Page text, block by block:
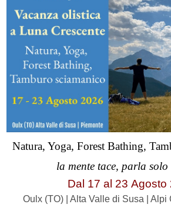
Natura, Yoga, Forest Bathing,
la mente tace, parla solo
Dal 17 al 23 Agosto
Oulx (TO) | Alta Valle di Susa | Alpi